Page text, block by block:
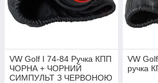
VW Golf I 74-84 Ручка КПП
ЧОРНА + ЧОРНИЙ
СИМПУЛЬТ З ЧЕРВОНОЮ
VW
ручка